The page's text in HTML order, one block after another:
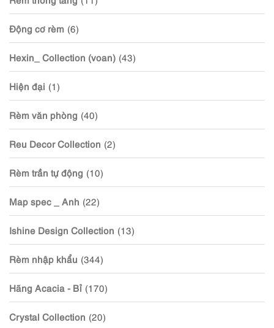
Động cơ rèm (6)
Hexin_ Collection (voan) (43)
Hiện đại (1)
Rèm văn phòng (40)
Reu Decor Collection (2)
Rèm trần tự động (10)
Map spec _ Anh (22)
Ishine Design Collection (13)
Rèm nhập khẩu (344)
Hãng Acacia - Bỉ (170)
Crystal Collection (20)